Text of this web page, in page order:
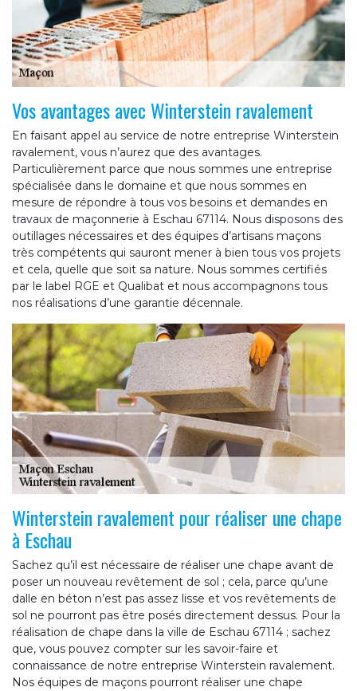
Vos avantages avec Winterstein ravalement
En faisant appel au service de notre entreprise Winterstein
ravalement, vous n’aurez que des avantages.
Particulièrement parce que nous sommes une entreprise
spécialisée dans le domaine et que nous sommes en
mesure de répondre à tous vos besoins et demandes en
travaux de maçonnerie à Eschau 67114. Nous disposons des
outillages nécessaires et des équipes d’artisans maçons
très compétents qui sauront mener à bien tous vos projets
et cela, quelle que soit sa nature. Nous sommes certifiés
par le label RGE et Qualibat et nous accompagnons tous
nos réalisations d’une garantie décennale.
Winterstein ravalement pour réaliser une chape
à Eschau
Sachez qu’il est nécessaire de réaliser une chape avant de
poser un nouveau revêtement de sol ; cela, parce qu’une
dalle en béton n’est pas assez lisse et vos revêtements de
sol ne pourront pas être posés directement dessus. Pour la
réalisation de chape dans la ville de Eschau 67114 ; sachez
que, vous pouvez compter sur les savoir-faire et
connaissance de notre entreprise Winterstein ravalement.
Nos équipes de maçons pourront réaliser une chape